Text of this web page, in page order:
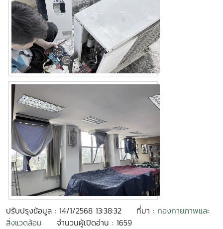
ปรับปรุงข้อมูล : 14/1/2568 13:38:32 ที่มา : กองกายภาพและ
สิ่งแวดล้อม
จำนวนผู้เปิดอ่าน : 1659